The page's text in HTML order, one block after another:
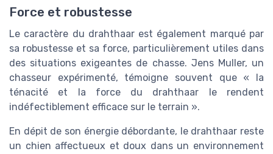
Force et robustesse
Le caractère du drahthaar est également marqué par
sa robustesse et sa force, particulièrement utiles dans
des situations exigeantes de chasse. Jens Muller, un
chasseur expérimenté, témoigne souvent que « la
ténacité et la force du drahthaar le rendent
indéfectiblement efficace sur le terrain ».
En dépit de son énergie débordante, le drahthaar reste
un chien affectueux et doux dans un environnement